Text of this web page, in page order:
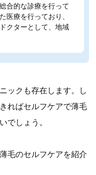
合的な診療を行って
医療を行っており、
クターとして、地域
ックも存在します。し
ればセルフケアで薄毛
でしょう。
毛のセルフケアを紹介